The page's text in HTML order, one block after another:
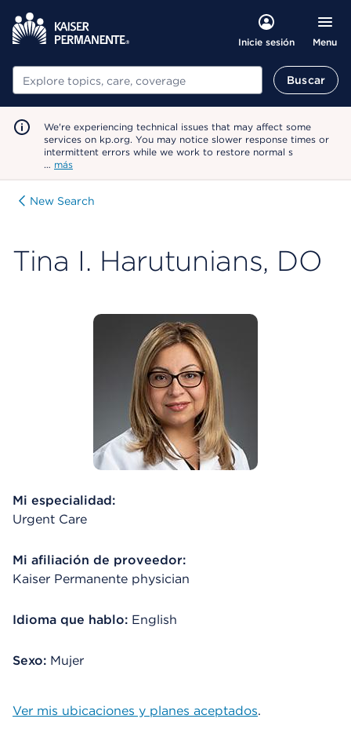
Inicie sesión Menu
Buscar Buscar
We're experiencing technical issues that may affect some
services on kp.org. You may notice slower response times or
intermittent errors while we work to restore normal s
… más
New Search
Tina I. Harutunians, DO
Mi especialidad:
Urgent Care
Mi afiliación de proveedor:
Kaiser Permanente physician
Idioma que hablo: English
Sexo: Mujer
Ver mis ubicaciones y planes aceptados.